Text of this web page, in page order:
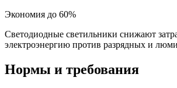
Экономия до 60%
Светодиодные светильники снижают
электроэнергию против разрядных и
Нормы и требования